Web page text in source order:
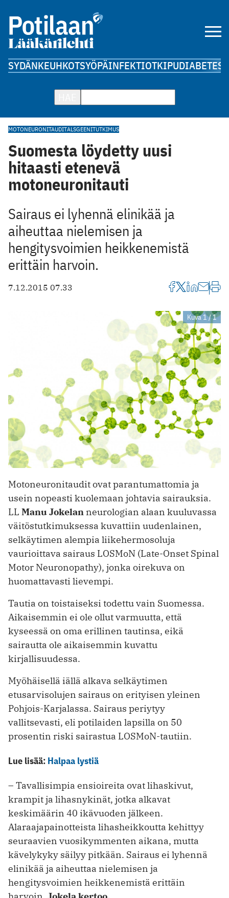
SYDÄNKEUHKOTSYÖPÄINFEKTIOTKIPUDIABETES
MOTONEURONITAUDITALSGEENITUTKIMUS
Suomesta löydetty uusi
hitaasti etenevä
motoneuronitauti
Sairaus ei lyhennä elinikää ja
aiheuttaa nielemisen ja
hengitysvoimien heikkenemistä
erittäin harvoin.
7.12.2015 07.33
Kuva 1 / 1
Motoneuronitaudit ovat parantumattomia ja
usein nopeasti kuolemaan johtavia sairauksia.
LL Manu Jokelan neurologian alaan kuuluvassa
väitöstutkimuksessa kuvattiin uudenlainen,
selkäytimen alempia liikehermosoluja
vaurioittava sairaus LOSMoN (Late-Onset Spinal
Motor Neuronopathy), jonka oirekuva on
huomattavasti lievempi.
Tautia on toistaiseksi todettu vain Suomessa.
Aikaisemmin ei ole ollut varmuutta, että
kyseessä on oma erillinen tautinsa, eikä
sairautta ole aikaisemmin kuvattu
kirjallisuudessa.
Myöhäisellä iällä alkava selkäytimen
etusarvisolujen sairaus on erityisen yleinen
Pohjois-Karjalassa. Sairaus periytyy
vallitsevasti, eli potilaiden lapsilla on 50
prosentin riski sairastua LOSMoN-tautiin.
Lue lisää: Halpaa lystiä
– Tavallisimpia ensioireita ovat lihaskivut,
krampit ja lihasnykinät, jotka alkavat
keskimäärin 40 ikävuoden jälkeen.
Alaraajapainotteista lihasheikkoutta kehittyy
seuraavien vuosikymmenten aikana, mutta
kävelykyky säilyy pitkään. Sairaus ei lyhennä
elinikää ja aiheuttaa nielemisen ja
hengitysvoimien heikkenemistä erittäin